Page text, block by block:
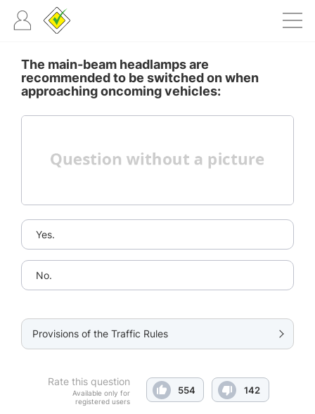
The main-beam headlamps are
recommended to be switched on when
approaching oncoming vehicles:
Yes.
No.
Provisions of the Traffic Rules
Rate this question
Available only for
registered users
554 142